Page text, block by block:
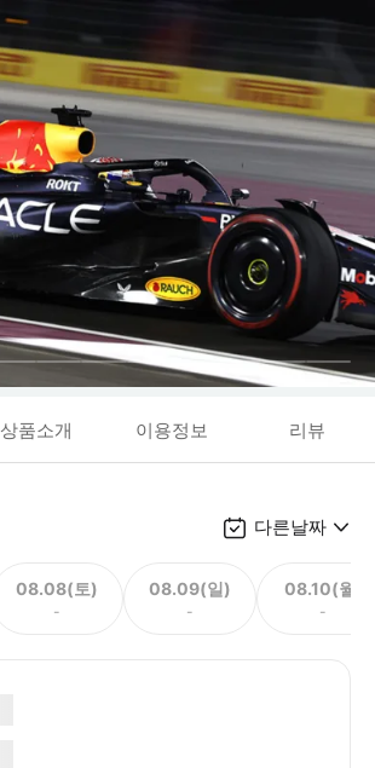
상품소개 이용정보 리뷰
다른날짜
08.08(토)
-
08.09(일)
-
08.10(월)
-